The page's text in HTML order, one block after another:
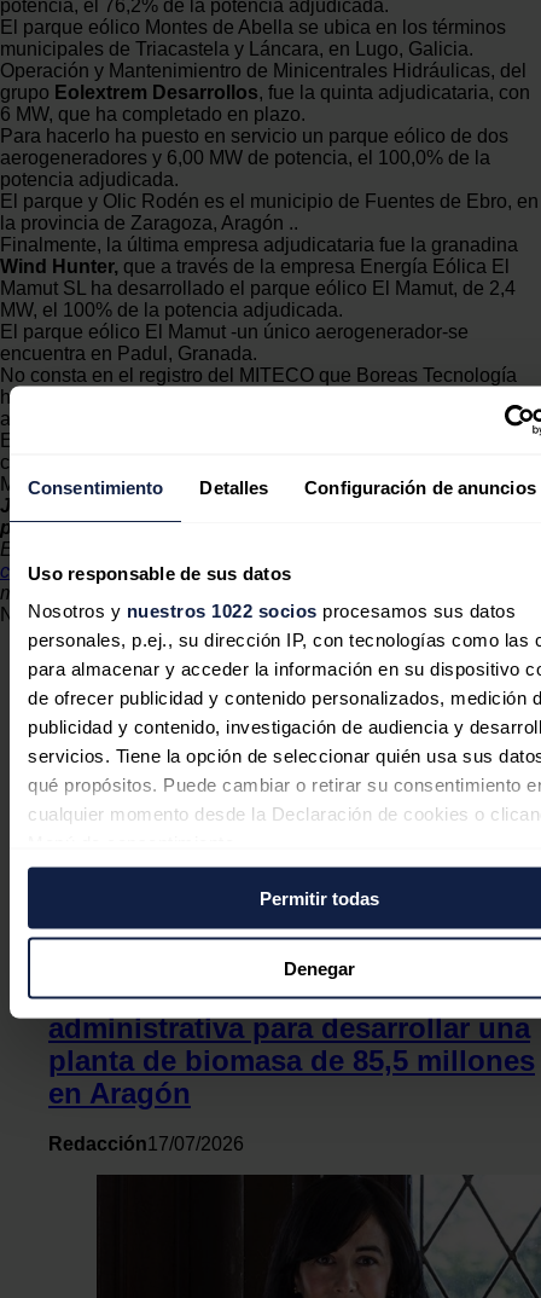
Consentimiento Detalles Configuración de anuncios
Uso responsable de sus datos
Nosotros y nuestros 1022 socios procesamos sus datos
personales, p.ej., su dirección IP, con tecnologías como las
para almacenar y acceder la información en su dispositivo
de ofrecer publicidad y contenido personalizados, medición
publicidad y contenido, investigación de audiencia y
servicios. Tiene la opción de seleccionar quién usa sus
qué propósitos. Puede cambiar o retirar su consentimiento
cualquier momento desde la Declaración de cookies o
Si lo permite, también quisiéramos:
Recopilar información sobre su ubicación geográfica
puede tener una precisión de varios metros
Identificar su dispositivo analizándolo activamente
buscar características específicas (huellas digitales)
Obtenga más información sobre cómo se procesan sus
personales y establezca sus preferencias en la
Puede cambiar o retirar su consentimiento en cualquier
la Declaración de cookies.
Las cookies de este sitio web se usan para personalizar el
y los anuncios, ofrecer funciones de redes sociales y
tráfico. Además, compartimos información sobre el uso que
sitio web con nuestros partners de redes sociales,
Permitir todas
Denegar
potencia, el 76,2% de la potencia adjudicada.
El parque eólico Montes de Abella se ubica en los términos
municipales de Triacastela y Láncara, en Lugo, Galicia.
Operación y Mantenimientro de Minicentrales Hidráulicas, del
grupo Eolextrem Desarrollos, fue la quinta adjudicataria, con
6 MW, que ha completado en plazo.
Para hacerlo ha puesto en servicio un parque eólico de dos
aerogeneradores y 6,00 MW de potencia, el 100,0% de la
potencia adjudicada.
El parque y Olic Rodén es el municipio de Fuentes de Ebro, en
la provincia de Zaragoza, Aragón ..
Finalmente, la última empresa adjudicataria fue la granadina
Wind Hunter, que a través de la empresa Energía Eólica El
Mamut SL ha desarrollado el parque eólico El Mamut, de 2,4
MW, el 100% de la potencia adjudicada.
El parque eólico El Mamut -un único aerogenerador-se
encuentra en Padul, Granada.
No consta en el registro del MITECO que Boreas Tecnología
haya desarrollado los 5,00 MW de los que resultó
adjudicataria.
En definitiva, de los 1.127,82 MW adjudicados, se han
conectado en el plazo comprometido el 16,8%, es decir, 189,39
MW.
Jaume Morron es socio-director de dialEc Comunicació
per la Sostenibilitat.
Este texto es una traducción de
catalán publicados en el blog del autor y realizada por el
mismo
Noticias relacionadas
Forestalia obtiene la autorización
administrativa para desarrollar una
planta de biomasa de 85,5 millones
en Aragón
Redacción17/07/2026